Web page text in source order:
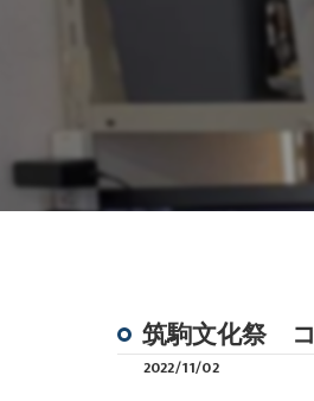
筑駒文化祭
2022/11/02